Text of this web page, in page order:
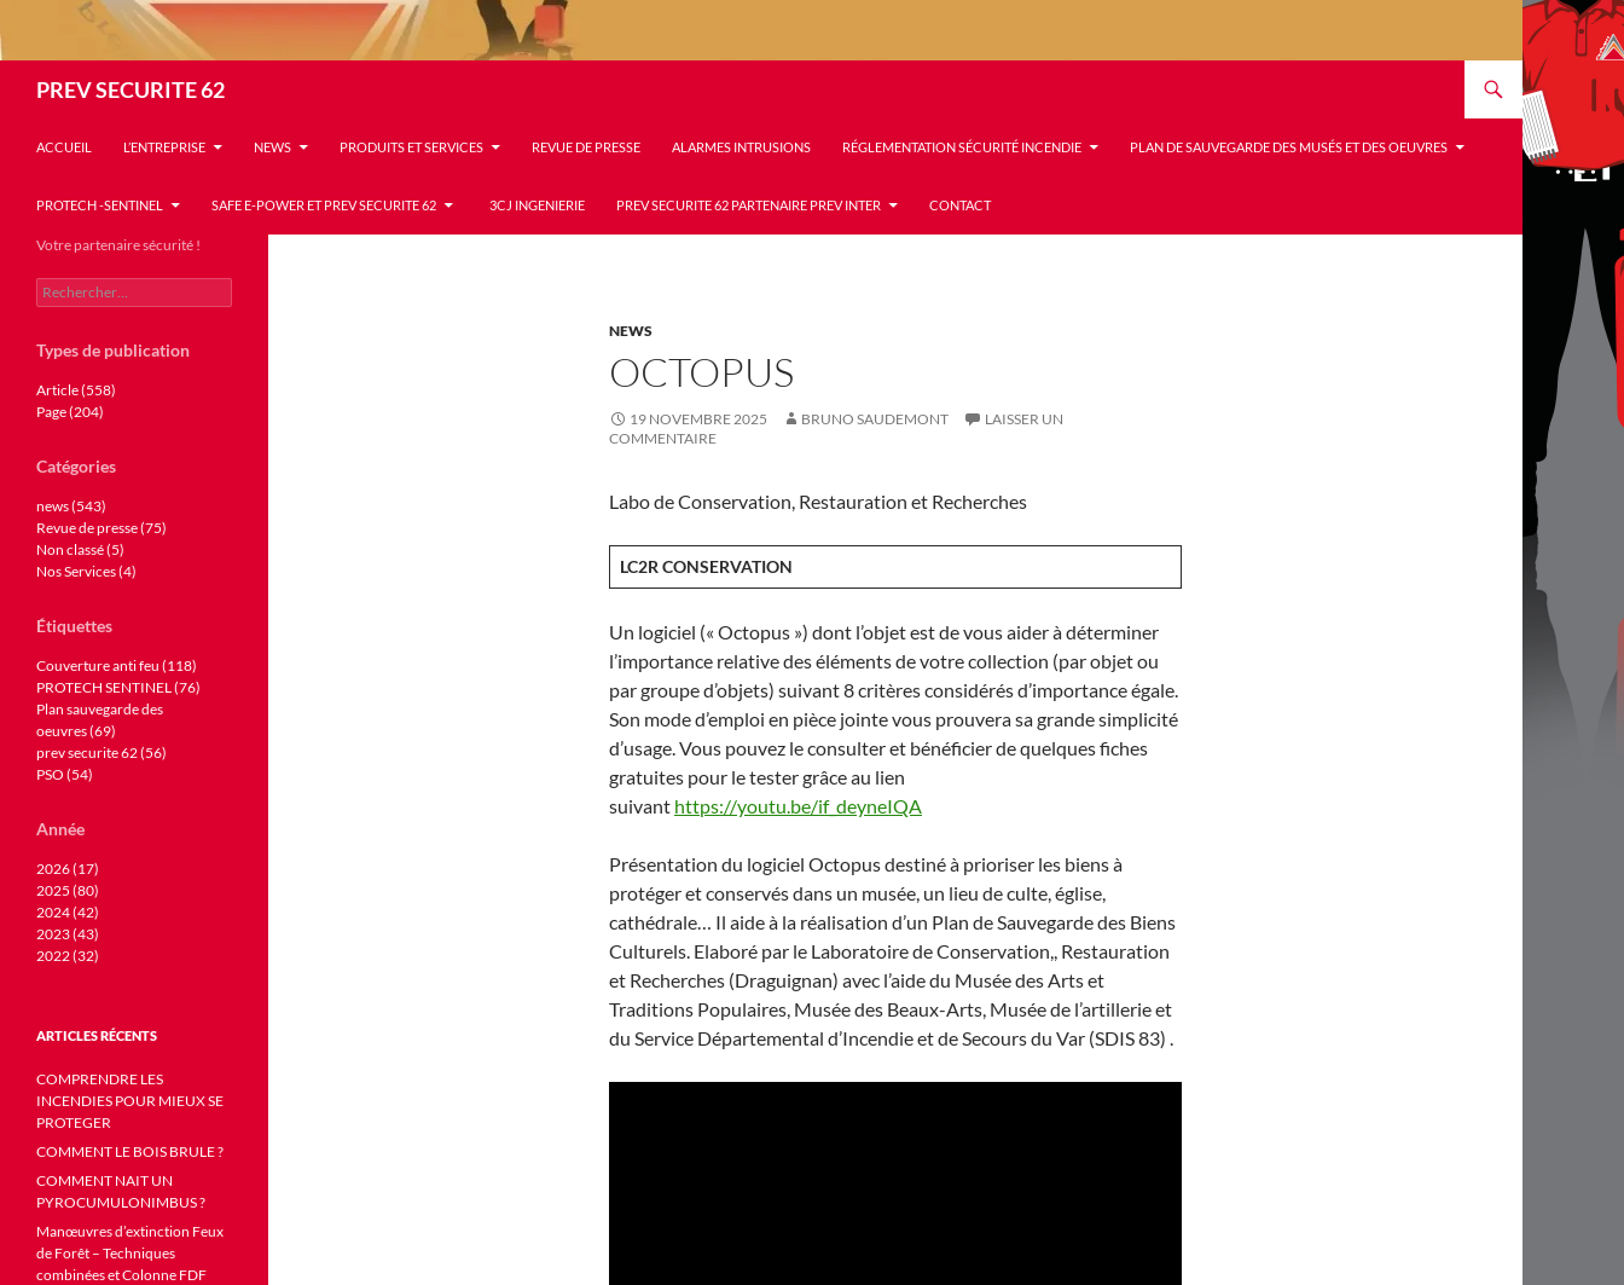
PREV SECURITE 62
ACCUEIL L’ENTREPRISE NEWS PRODUITS ET SERVICES REVUE DE PRESSE ALARMES INTRUSIONS RÉGLEMENTATION SÉCURITÉ INCENDIE PLAN DE SAUVEGARDE DES MUSÉS ET DES OEUVRES
PROTECH -SENTINEL SAFE E-POWER ET PREV SECURITE 62 3CJ INGENIERIE PREV SECURITE 62 PARTENAIRE PREV INTER CONTACT
NEWS
OCTOPUS
19 NOVEMBRE 2025 BRUNO SAUDEMONT
LAISSER UN
COMMENTAIRE
Labo de Conservation, Restauration et Recherches
LC2R CONSERVATION
Un logiciel (« Octopus ») dont l’objet est de vous aider à déterminer
l’importance relative des éléments de votre collection (par objet ou
par groupe d’objets) suivant 8 critères considérés d’importance égale.
Son mode d’emploi en pièce jointe vous prouvera sa grande simplicité
d’usage. Vous pouvez le consulter et bénéficier de quelques fiches
gratuites pour le tester grâce au lien
suivant https://youtu.be/if_deyneIQA
Présentation du logiciel Octopus destiné à prioriser les biens à
protéger et conservés dans un musée, un lieu de culte, église,
cathédrale… Il aide à la réalisation d’un Plan de Sauvegarde des Biens
Culturels. Elaboré par le Laboratoire de Conservation,, Restauration
et Recherches (Draguignan) avec l’aide du Musée des Arts et
Traditions Populaires, Musée des Beaux-Arts, Musée de l’artillerie et
du Service Départemental d’Incendie et de Secours du Var (SDIS 83) .
Votre partenaire sécurité !
Rechercher :
Types de publication
Article (558)
Page (204)
Catégories
news (543)
Revue de presse (75)
Non classé (5)
Nos Services (4)
Étiquettes
Couverture anti feu (118)
PROTECH SENTINEL (76)
Plan sauvegarde des
oeuvres (69)
prev securite 62 (56)
PSO (54)
Année
2026 (17)
2025 (80)
2024 (42)
2023 (43)
2022 (32)
ARTICLES RÉCENTS
COMPRENDRE LES
INCENDIES POUR MIEUX SE
PROTEGER
COMMENT LE BOIS BRULE ?
COMMENT NAIT UN
PYROCUMULONIMBUS ?
Manœuvres d’extinction Feux
de Forêt – Techniques
combinées et Colonne FDF